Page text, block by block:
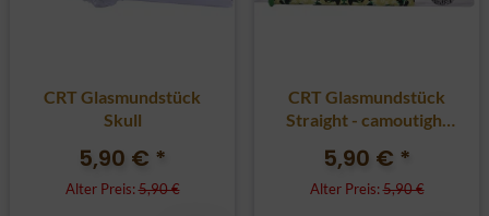
CRT Glasmundstück
Skull
5,90 € *
Alter Preis:5,90 €
CRT Glasmundstück
Straight - camoutight
5,90 € *
Alter Preis:5,90 €